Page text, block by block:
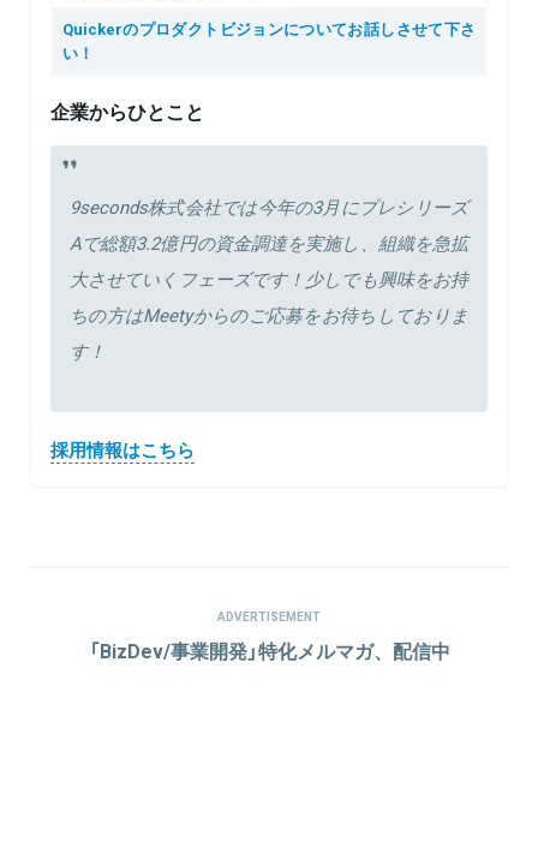
Quickerのプロダクトビジョンについてお話しさせて下さ
い！
企業からひとこと
9seconds株式会社では今年の3月にプレシリーズ
Aで総額3.2億円の資金調達を実施し、組織を急拡
大させていくフェーズです！少しでも興味をお持
ちの方はMeetyからのご応募をお待ちしておりま
す！
採用情報はこちら
ADVERTISEMENT
「BizDev/事業開発」特化メルマガ、配信中